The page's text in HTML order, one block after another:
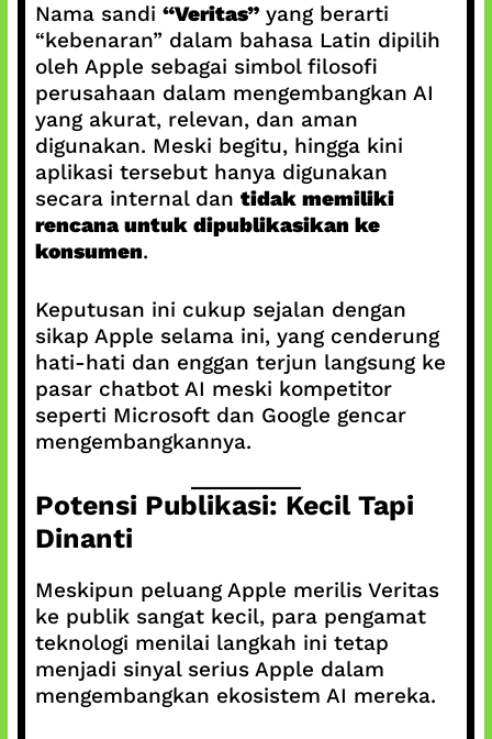
Nama sandi “Veritas”yang berarti
“kebenaran” dalam bahasa Latin dipilih
oleh Apple sebagai simbol filosofi
perusahaan dalam mengembangkan AI
yang akurat, relevan, dan aman
digunakan. Meski begitu, hingga kini
aplikasi tersebut hanya digunakan
secara internal dan tidak memiliki
rencana untuk dipublikasikan ke
konsumen.
Keputusan ini cukup sejalan dengan
sikap Apple selama ini, yang cenderung
hati-hati dan enggan terjun langsung ke
pasar chatbot AI meski kompetitor
seperti Microsoft dan Google gencar
mengembangkannya.
Potensi Publikasi: Kecil Tapi
Dinanti
Meskipun peluang Apple merilis Veritas
ke publik sangat kecil, para pengamat
teknologi menilai langkah ini tetap
menjadi sinyal serius Apple dalam
mengembangkan ekosistem AI mereka.